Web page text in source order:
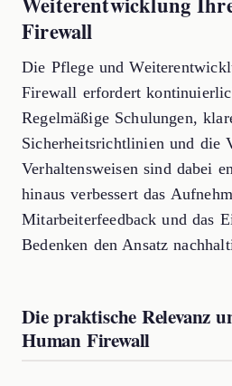
Firewall
Die Pflege und
Firewall erfordert
Regelmäßige Schulungen,
Sicherheitsrichtlinien und die
Verhaltensweisen sind dabei
hinaus verbessert das
Mitarbeiterfeedback und das
Bedenken den Ansatz
Die praktische Relevanz
Human Firewall